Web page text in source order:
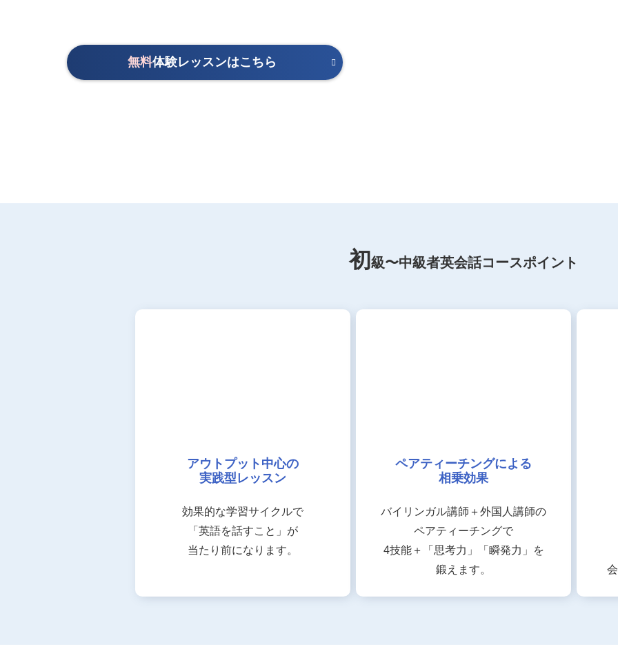
無料体験レッスンはこちら
初 級〜中級者英会話コースポイント
アウトプット中心の
実践型レッスン
効果的な学習サイクルで
「英語を話すこと」が
当たり前になります。
ペアティーチングによる
相乗効果
バイリンガル講師＋外国人講師の
ペアティーチングで
4技能＋「思考力」「瞬発力」を
鍛えます。